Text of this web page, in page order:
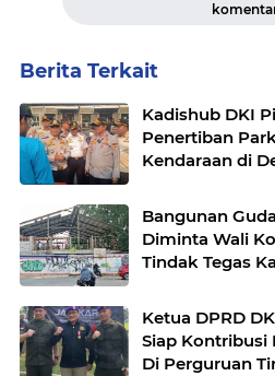
Berita Terkait
Kadishub DKI Pimpin Langsung
Penertiban
Kendaraan di
Bangunan
Diminta Wali
Tindak Tegas
Ketua DPRD DKI
Siap Kontribusi
Di Perguruan